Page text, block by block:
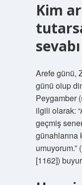
Kim
Arefe günü,
günü olup
Peygamber
ilgili olarak:
geçmiş
günahlarına
umuyorum.”
[1162])